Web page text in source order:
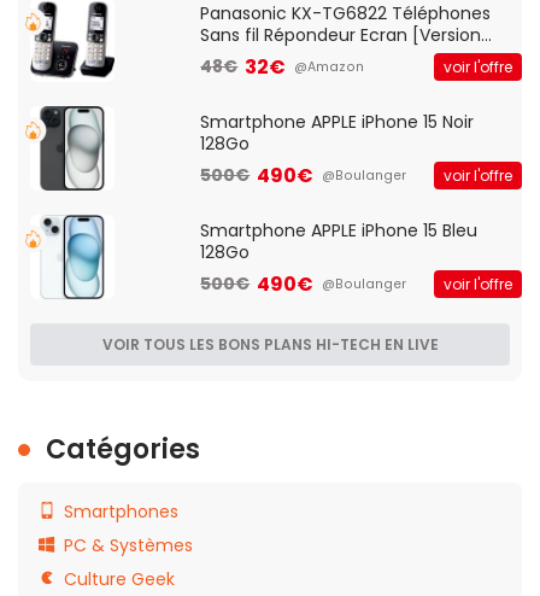
Panasonic KX-TG6822 Téléphones
Sans fil Répondeur Ecran [Version
Française]
48€ 32€ @Amazon voir l'offre
Smartphone APPLE iPhone 15 Noir
128Go
500€ 490€ @Boulanger voir l'offre
Smartphone APPLE iPhone 15 Bleu
128Go
500€ 490€ @Boulanger voir l'offre
VOIR TOUS LES BONS PLANS HI-TECH EN LIVE
Catégories
Smartphones
PC & Systèmes
Culture Geek